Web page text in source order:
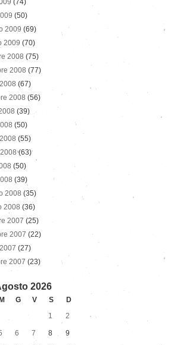
(74)
(50)
2009 (69)
2009 (70)
2008 (75)
2008 (77)
(67)
2008 (56)
(39)
(50)
(55)
(63)
(50)
(39)
2008 (35)
2008 (36)
2007 (25)
2007 (22)
(27)
2007 (23)
2026
M G V S
D
1
2
6 7 8 9